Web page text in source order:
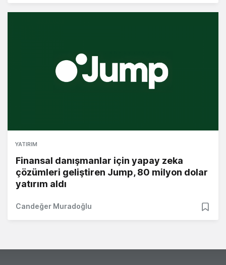
YATIRIM
Finansal danışmanlar için yapay zeka
çözümleri geliştiren Jump, 80 milyon dolar
yatırım aldı
Candeğer Muradoğlu